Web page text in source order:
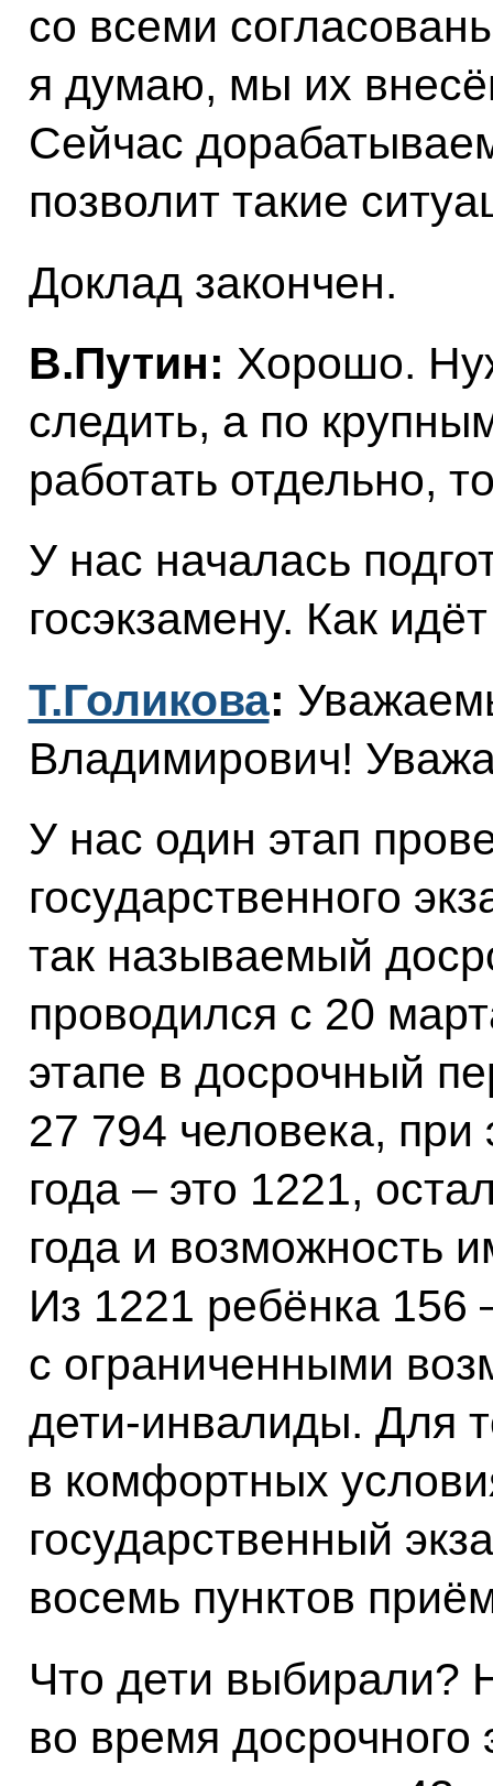
со всеми
я думаю, мы их
Сейчас
позволит такие
Доклад закончен.
В.Путин: Хорошо.
следить, а по
работать отдельно,
У нас началась
госэкзамену. Как
Т.Голикова:
Владимирович!
У нас один этап
государственного
так называемый
проводился с 20
этапе в досрочный
27 794 человека, при
года – это 1221,
года и возможность
Из 1221 ребёнка 156
с ограниченными
дети‑инвалиды. Для
в комфортных
государственный
восемь пунктов
Что дети выбирали?
во время досрочного